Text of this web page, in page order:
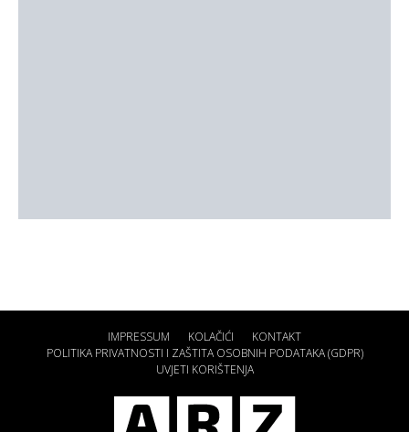
IMPRESSUM KOLAČIĆI
KONTAKT
POLITIKA PRIVATNOSTI I ZAŠTITA OSOBNIH PODATAKA (GDPR)
UVJETI KORIŠTENJA